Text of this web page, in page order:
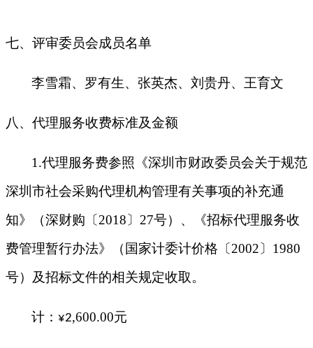
七、评审委员会成员名单
李雪霜、 罗有生、张英杰、刘贵丹、王育文
八、代理服务收费标准及金额
1 .代理服务费参照《深圳市财政委员会关于规范
深圳市社会采购代理机构管理有关事项的补充通
知》（深财购〔2018〕27号）、《招标代理服务收
费管理暂行办法》（国家计委计价格〔2002〕1980
号）及招标文件的相关规定收取。
计： ¥2,600.00元